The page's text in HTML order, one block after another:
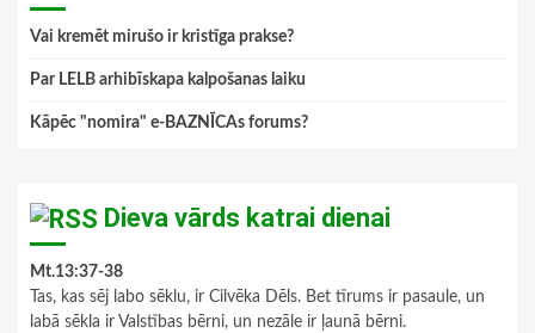
Vai kremēt mirušo ir kristīga prakse?
Par LELB arhibīskapa kalpošanas laiku
Kāpēc "nomira" e-BAZNĪCAs forums?
Dieva vārds katrai dienai
Mt.13:37-38
Tas, kas sēj labo sēklu, ir Cilvēka Dēls. Bet tīrums ir pasaule, un
labā sēkla ir Valstības bērni, un nezāle ir ļaunā bērni.